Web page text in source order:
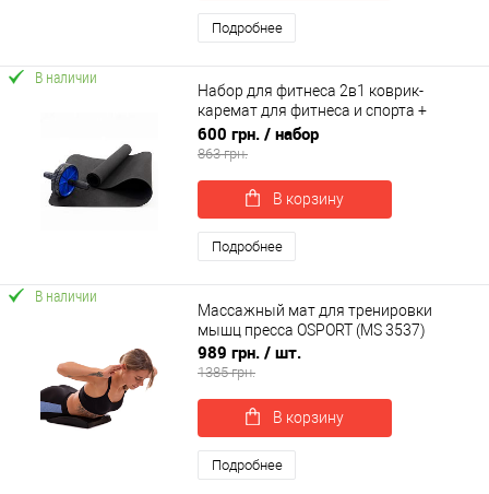
Подробнее
В наличии
Набор для фитнеса 2в1 коврик-
каремат для фитнеса и спорта +
колесо-ролик для пресса OSPORT Set
12 (n-0043)
600 грн. / набор
863 грн.
В корзину
Подробнее
В наличии
Массажный мат для тренировки
мышц пресса OSPORT (MS 3537)
989 грн. / шт.
1385 грн.
В корзину
Подробнее